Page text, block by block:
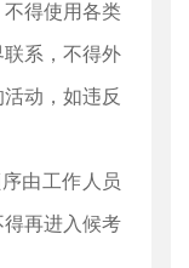
得使用各类
系，不得外
动，如违反
由工作人员
再进入候考